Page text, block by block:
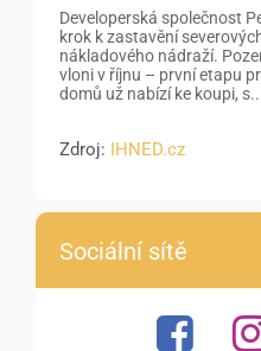
Developerská společnost
krok k zastavění
nákladového nádraží.
vloni v říjnu – první etapu
domů už nabízí ke koupi, s...
Zdroj: IHNED.cz
Sociální sítě